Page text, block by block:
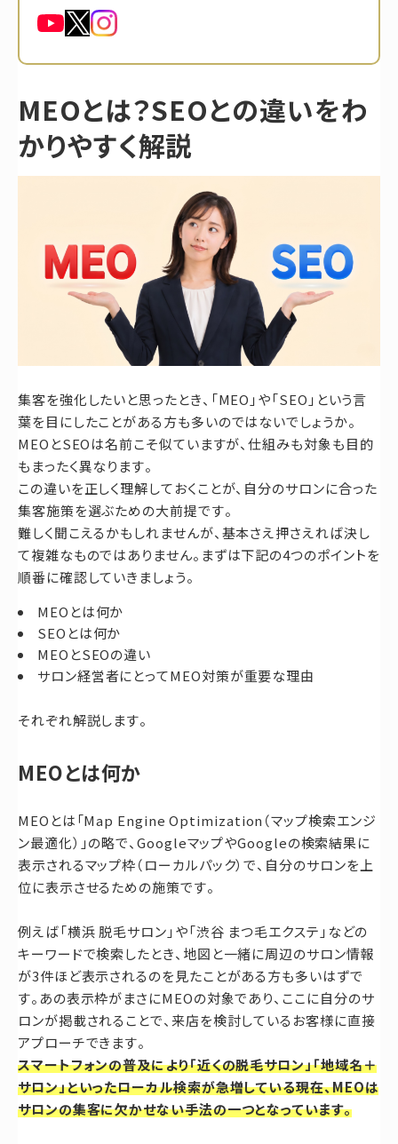
MEOとは？SEOとの違いをわ
かりやすく解説
集客を強化したいと思ったとき、「MEO」や「SEO」という言
葉を目にしたことがある方も多いのではないでしょうか。
MEOとSEOは名前こそ似ていますが、仕組みも対象も目的
もまったく異なります。
この違いを正しく理解しておくことが、自分のサロンに合った
集客施策を選ぶための大前提です。
難しく聞こえるかもしれませんが、基本さえ押さえれば決し
て複雑なものではありません。まずは下記の4つのポイントを
順番に確認していきましょう。
MEOとは何か
SEOとは何か
MEOとSEOの違い
サロン経営者にとってMEO対策が重要な理由
それぞれ解説します。
MEOとは何か
MEOとは「Map Engine Optimization（マップ検索エンジ
ン最適化）」の略で、GoogleマップやGoogleの検索結果に
表示されるマップ枠（ローカルパック）で、自分のサロンを上
位に表示させるための施策です。
例えば「横浜 脱毛サロン」や「渋谷 まつ毛エクステ」などの
キーワードで検索したとき、地図と一緒に周辺のサロン情報
が3件ほど表示されるのを見たことがある方も多いはずで
す。あの表示枠がまさにMEOの対象であり、ここに自分のサ
ロンが掲載されることで、来店を検討しているお客様に直接
アプローチできます。
スマートフォンの普及により「近くの脱毛サロン」「地域名＋
サロン」といったローカル検索が急増している現在、MEOは
サロンの集客に欠かせない手法の一つとなっています。